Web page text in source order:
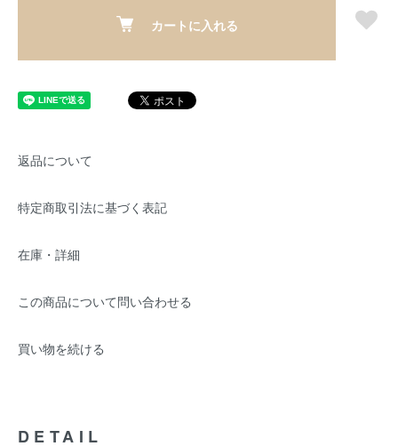
カートに入れる
返品について
特定商取引法に基づく表記
在庫・詳細
この商品について問い合わせる
買い物を続ける
DETAIL